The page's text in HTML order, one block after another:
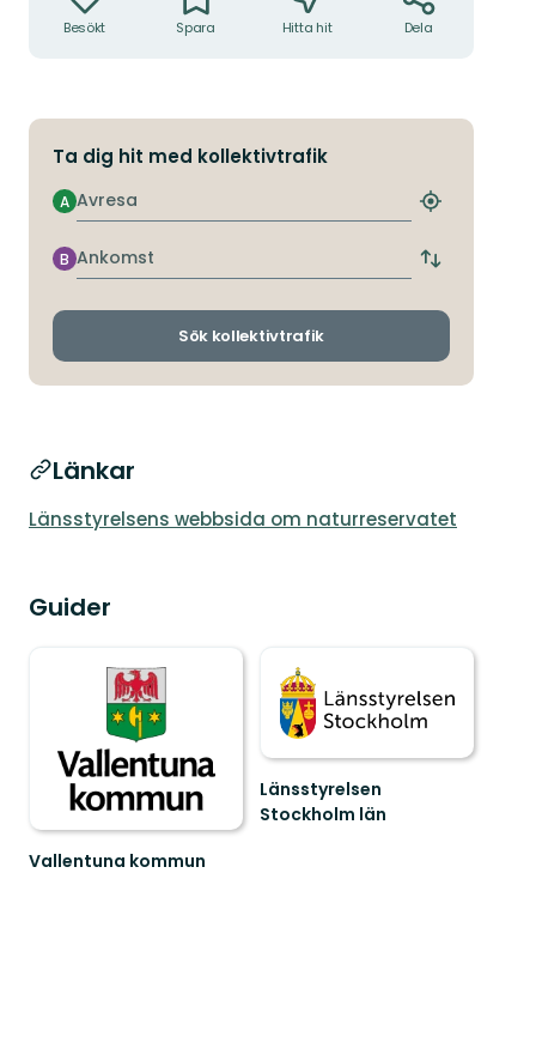
Besökt Spara Hitta hit Dela
Ta dig hit med kollektivtrafik
Avresa
A
Hitta
hållplats
Ankomst
B
Byt
och
Sök kollektivtrafik
Länkar
Länsstyrelsens webbsida om naturreservatet
Guider
Vallentuna kommun
Länsstyrelsen
Stockholm län